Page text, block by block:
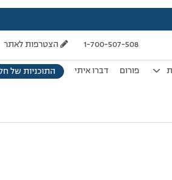
1-700-507-508 הצטרפות לאתר
פורום דברו איתי התוכניות של